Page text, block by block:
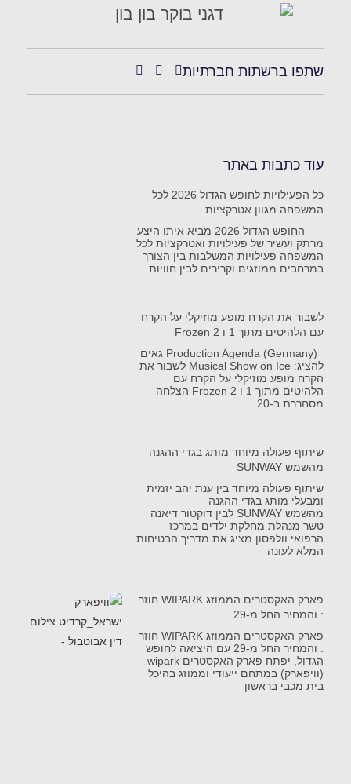
שתפו ברשתות חברתיות
עוד כתבות באתר
כל הפעילויות לחופש הגדול 2026 לכל
המשפחה מגוון אטרקציות
החופש הגדול 2026 מביא איתו היצע
מרתק ועשיר של פעילויות ואטרקציות לכל
המשפחה פעילויות המשלבות בין הצורך
במרחבים ממוזגים וקרירים לבין חוויות
לשבור את הקרח מופע מוזיקלי על הקרח
עם הלהיטים מתוך 1 ו Frozen 2
Production Agenda (Germany) גאים
להציג: Musical Show on Ice לשבור את
הקרח מופע מוזיקלי על הקרח עם
הלהיטים מתוך 1 ו Frozen 2 הצלחה
מסחררת ב-20
שיתוף פעולה מיוחד מותג בגדי ההגנה
מהשמש SUNWAY
שיתוף פעולה מיוחד בין ענת יהב יזמית
ומבעלי מותג בגדי ההגנה
מהשמש SUNWAY לבין דוקטור דיאנה
טשר מנהלת מחלקת ילדים במרכז
הרפואי וולפסון מציג את מדריך הבטיחות
המלא לעונה
פארק האקסטרים הממוזג WIPARK חוזר
: והמחיר החל מ-29
פארק האקסטרים הממוזג WIPARK חוזר
: והמחיר החל מ-29 עם היציאה לחופש
הגדול, יפתח פארק האקסטרים wipark
(וויפארק) במתחם ייעודי וממוזג בהיכל
בית מכבי בראשון